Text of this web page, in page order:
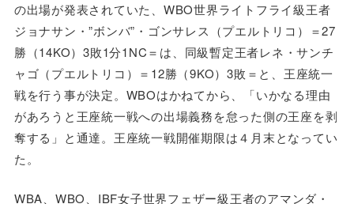
の出場が発表されていた、WBO世界ライトフライ級王者
ジョナサン・”ボンバ”・ゴンサレス（プエルトリコ）＝27
勝（14KO）3敗1分1NC＝は、同級暫定王者レネ・サンチ
ャゴ（プエルトリコ）＝12勝（9KO）3敗＝と、王座統一
戦を行う事が決定。WBOはかねてから、「いかなる理由
があろうと王座統一戦への出場義務を怠った側の王座を剥
奪する」と通達。王座統一戦開催期限は４月末となってい
た。
WBA、WBO、IBF女子世界フェザー級王者のアマンダ・